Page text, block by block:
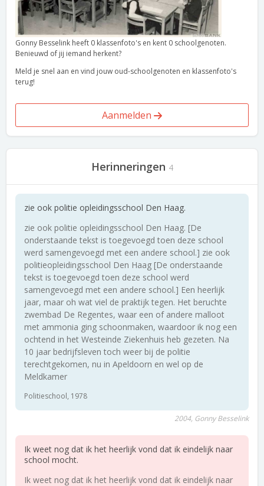
Gonny Besselink heeft 0 klassenfoto's en kent 0 schoolgenoten.
Benieuwd of jij iemand herkent?
Meld je snel aan en vind jouw oud-schoolgenoten en klassenfoto's
terug!
Aanmelden
Herinneringen 4
zie ook politie opleidingsschool Den Haag.
zie ook politie opleidingsschool Den Haag. [De
onderstaande tekst is toegevoegd toen deze school
werd samengevoegd met een andere school.] zie ook
politieopleidingsschool Den Haag [De onderstaande
tekst is toegevoegd toen deze school werd
samengevoegd met een andere school.] Een heerlijk
jaar, maar oh wat viel de praktijk tegen. Het beruchte
zwembad De Regentes, waar een of andere malloot
met ammonia ging schoonmaken, waardoor ik nog een
ochtend in het Westeinde Ziekenhuis heb gezeten. Na
10 jaar bedrijfsleven toch weer bij de politie
terechtgekomen, nu in Apeldoorn en wel op de
Meldkamer
Politieschool, 1978
2004, Gonny Besselink
Ik weet nog dat ik het heerlijk vond dat ik eindelijk naar
school mocht.
Ik weet nog dat ik het heerlijk vond dat ik eindelijk naar